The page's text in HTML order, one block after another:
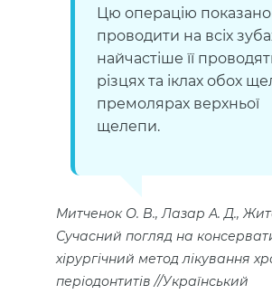
Цю операцію показано
проводити на всіх
найчастіше її
різцях та іклах обох
премолярах верхньої
щелепи.
Митченок О. В., Лазар А. Д.,
Сучасний погляд на
хірургічний метод лікування
періодонтитів //Український